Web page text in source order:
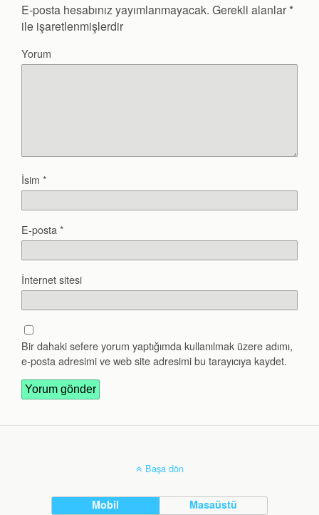
E-posta hesabınız yayımlanmayacak. Gerekli alanlar *
ile işaretlenmişlerdir
Yorum
İsim *
E-posta *
İnternet sitesi
Bir dahaki sefere yorum yaptığımda kullanılmak üzere adımı,
e-posta adresimi ve web site adresimi bu tarayıcıya kaydet.
Başa dön
Mobil Masaüstü